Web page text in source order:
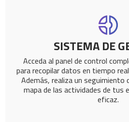
SISTEMA DE
Acceda al panel de control
para recopilar datos en tiempo
Además, realiza un seguimiento
mapa de las actividades de tus
eficaz.